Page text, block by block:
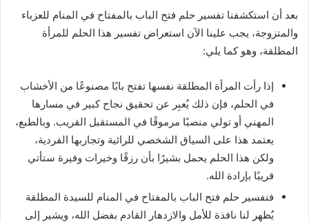
بعد أن استكشفنا تفسير حلم فتح الباب بالمفتاح في المنام للعزباء
والمتزوجة، يجب علينا الآن استعراض تفسير هذا الحلم للمرأة
المطلقة، وهو كما يلي:
إذا رأت المرأة المطلقة نفسها تفتح بابًا مصنوعًا من الأخشاب
في الحلم، فإن ذلك يُعبِر عن تحقيق نجاح كبير في مسارها
المهني أو تولي منصبًا مرموقًا في المستقبل القريب. وبالطبع،
يعتمد هذا على السياق الشخصي للرائية وتجاربها الفردية،
ولكن هذا الحلم يحمل بشيرًا بأن رزقًا وخيرات وفيرة ستأتي
قريبًا بإرادة الله.
فتفسير حلم فتح الباب بالمفتاح في المنام للسيدة المطلقة
يُظهِر لنا نافذة للأمل والازدهار القادم بفضل الله، ويشير إلى